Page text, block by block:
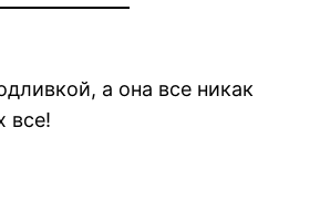
а она все никак
все!